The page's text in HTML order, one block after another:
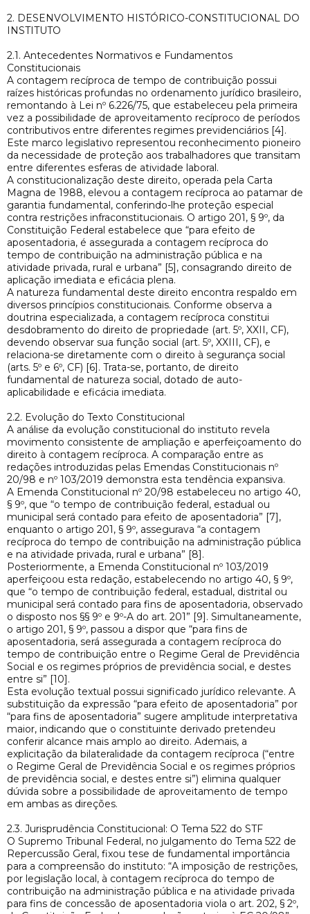
2. DESENVOLVIMENTO HISTÓRICO-CONSTITUCIONAL DO
INSTITUTO
2.1. Antecedentes Normativos e Fundamentos
Constitucionais
A contagem recíproca de tempo de contribuição possui
raízes históricas profundas no ordenamento jurídico brasileiro,
remontando à Lei nº 6.226/75, que estabeleceu pela primeira
vez a possibilidade de aproveitamento recíproco de períodos
contributivos entre diferentes regimes previdenciários [4].
Este marco legislativo representou reconhecimento pioneiro
da necessidade de proteção aos trabalhadores que transitam
entre diferentes esferas de atividade laboral.
A constitucionalização deste direito, operada pela Carta
Magna de 1988, elevou a contagem recíproca ao patamar de
garantia fundamental, conferindo-lhe proteção especial
contra restrições infraconstitucionais. O artigo 201, § 9º, da
Constituição Federal estabelece que “para efeito de
aposentadoria, é assegurada a contagem recíproca do
tempo de contribuição na administração pública e na
atividade privada, rural e urbana” [5], consagrando direito de
aplicação imediata e eficácia plena.
A natureza fundamental deste direito encontra respaldo em
diversos princípios constitucionais. Conforme observa a
doutrina especializada, a contagem recíproca constitui
desdobramento do direito de propriedade (art. 5º, XXII, CF),
devendo observar sua função social (art. 5º, XXIII, CF), e
relaciona-se diretamente com o direito à segurança social
(arts. 5º e 6º, CF) [6]. Trata-se, portanto, de direito
fundamental de natureza social, dotado de auto-
aplicabilidade e eficácia imediata.
2.2. Evolução do Texto Constitucional
A análise da evolução constitucional do instituto revela
movimento consistente de ampliação e aperfeiçoamento do
direito à contagem recíproca. A comparação entre as
redações introduzidas pelas Emendas Constitucionais nº
20/98 e nº 103/2019 demonstra esta tendência expansiva.
A Emenda Constitucional nº 20/98 estabeleceu no artigo 40,
§ 9º, que “o tempo de contribuição federal, estadual ou
municipal será contado para efeito de aposentadoria” [7],
enquanto o artigo 201, § 9º, assegurava “a contagem
recíproca do tempo de contribuição na administração pública
e na atividade privada, rural e urbana” [8].
Posteriormente, a Emenda Constitucional nº 103/2019
aperfeiçoou esta redação, estabelecendo no artigo 40, § 9º,
que “o tempo de contribuição federal, estadual, distrital ou
municipal será contado para fins de aposentadoria, observado
o disposto nos §§ 9º e 9º-A do art. 201” [9]. Simultaneamente,
o artigo 201, § 9º, passou a dispor que “para fins de
aposentadoria, será assegurada a contagem recíproca do
tempo de contribuição entre o Regime Geral de Previdência
Social e os regimes próprios de previdência social, e destes
entre si” [10].
Esta evolução textual possui significado jurídico relevante. A
substituição da expressão “para efeito de aposentadoria” por
“para fins de aposentadoria” sugere amplitude interpretativa
maior, indicando que o constituinte derivado pretendeu
conferir alcance mais amplo ao direito. Ademais, a
explicitação da bilateralidade da contagem recíproca (“entre
o Regime Geral de Previdência Social e os regimes próprios
de previdência social, e destes entre si”) elimina qualquer
dúvida sobre a possibilidade de aproveitamento de tempo
em ambas as direções.
2.3. Jurisprudência Constitucional: O Tema 522 do STF
O Supremo Tribunal Federal, no julgamento do Tema 522 de
Repercussão Geral, fixou tese de fundamental importância
para a compreensão do instituto: “A imposição de restrições,
por legislação local, à contagem recíproca do tempo de
contribuição na administração pública e na atividade privada
para fins de concessão de aposentadoria viola o art. 202, § 2º,